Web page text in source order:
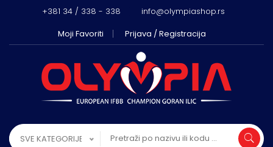
+381 34 / 338 - 338
info@olympiashop.rs
Moji Favoriti
Prijava / Registracija
SVE KATEGORIJE